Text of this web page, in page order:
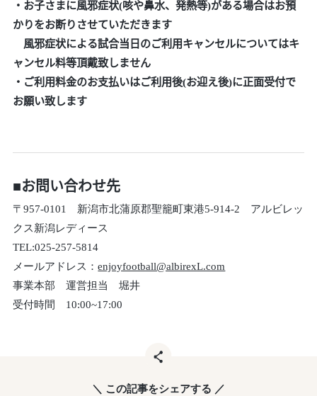
・お子さまに風邪症状(咳や鼻水、発熱等)がある場合はお預
かりをお断りさせていただきます
風邪症状による試合当日のご利用キャンセルについてはキ
ャンセル料等頂戴致しません
・ご利用料金のお支払いはご利用後(お迎え後)に正面受付で
お願い致します
■お問い合わせ先
〒957-0101 新潟市北蒲原郡聖籠町東港5-914-2 アルビレッ
クス新潟レディース
TEL:025-257-5814
メールアドレス：enjoyfootball@albirexL.com
事業本部 運営担当 堀井
受付時間 10:00~17:00
＼ この記事をシェアする ／